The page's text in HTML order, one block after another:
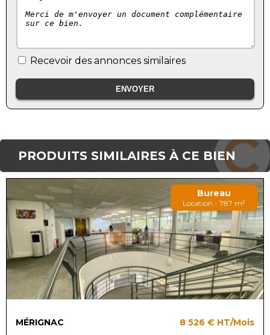
Recevoir des annonces similaires
PRODUITS SIMILAIRES À CE BIEN
Bureau
Location - 787 m²
MÉRIGNAC 8 526 € HT/Mois